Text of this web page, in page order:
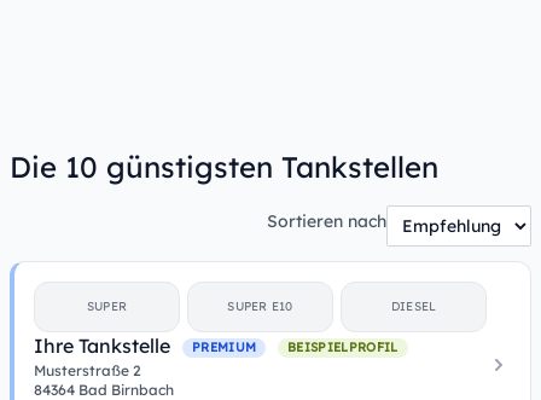
Die 10 günstigsten Tankstellen
Sortieren nach
SUPER SUPER E10 DIESEL
Ihre Tankstelle PREMIUM BEISPIELPROFIL
Musterstraße 2
84364 Bad Birnbach